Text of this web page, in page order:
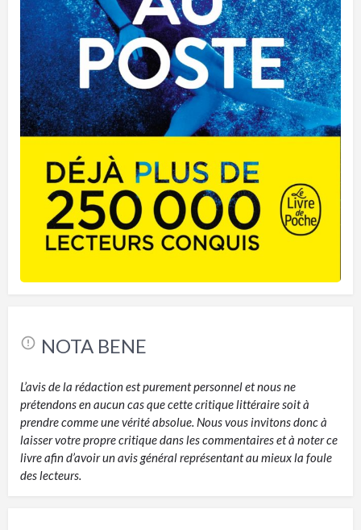
NOTA BENE
L’avis de la rédaction est purement personnel et nous ne
prétendons en aucun cas que cette critique littéraire soit à
prendre comme une vérité absolue. Nous vous invitons donc à
laisser votre propre critique dans les commentaires et à noter ce
livre afin d’avoir un avis général représentant au mieux la foule
des lecteurs.